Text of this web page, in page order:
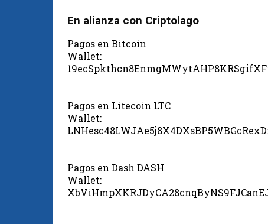
En alianza con Criptolago
Pagos en Bitcoin
Wallet:
Pagos en Litecoin LTC
Wallet:
Pagos en Dash DASH
Wallet: